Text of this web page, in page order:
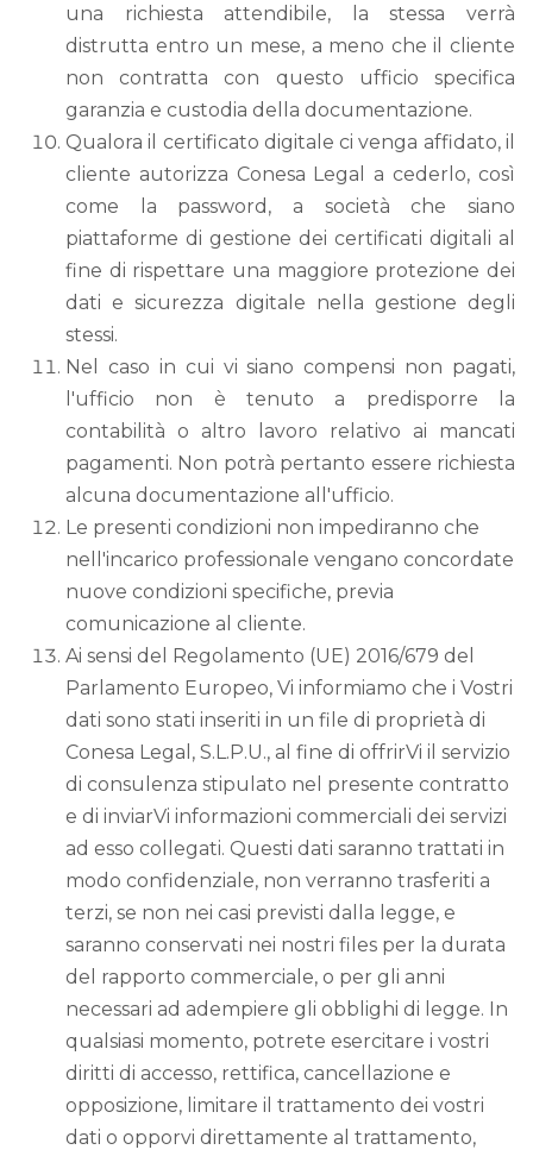
una richiesta attendibile, la stessa verrà
distrutta entro un mese, a meno che il cliente
non contratta con questo ufficio specifica
garanzia e custodia della documentazione.
Qualora il certificato digitale ci venga affidato, il
cliente autorizza Conesa Legal a cederlo, così
come la password, a società che siano
piattaforme di gestione dei certificati digitali al
fine di rispettare una maggiore protezione dei
dati e sicurezza digitale nella gestione degli
stessi.
Nel caso in cui vi siano compensi non pagati,
l'ufficio non è tenuto a predisporre la
contabilità o altro lavoro relativo ai mancati
pagamenti. Non potrà pertanto essere richiesta
alcuna documentazione all'ufficio.
Le presenti condizioni non impediranno che
nell'incarico professionale vengano concordate
nuove condizioni specifiche, previa
comunicazione al cliente.
Ai sensi del Regolamento (UE) 2016/679 del
Parlamento Europeo, Vi informiamo che i Vostri
dati sono stati inseriti in un file di proprietà di
Conesa Legal, S.L.P.U., al fine di offrirVi il servizio
di consulenza stipulato nel presente contratto
e di inviarVi informazioni commerciali dei servizi
ad esso collegati. Questi dati saranno trattati in
modo confidenziale, non verranno trasferiti a
terzi, se non nei casi previsti dalla legge, e
saranno conservati nei nostri files per la durata
del rapporto commerciale, o per gli anni
necessari ad adempiere gli obblighi di legge. In
qualsiasi momento, potrete esercitare i vostri
diritti di accesso, rettifica, cancellazione e
opposizione, limitare il trattamento dei vostri
dati o opporvi direttamente al trattamento,